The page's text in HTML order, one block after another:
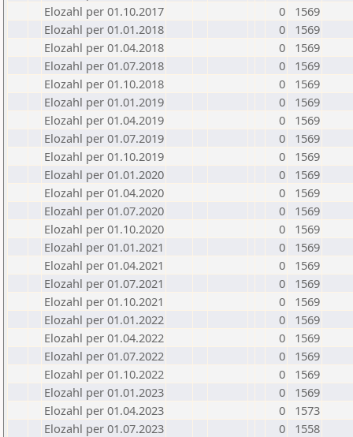
Elozahl per 01.10.2017
0
1569
Elozahl per 01.01.2018
0
1569
Elozahl per 01.04.2018
0
1569
Elozahl per 01.07.2018
0
1569
Elozahl per 01.10.2018
0
1569
Elozahl per 01.01.2019
0
1569
Elozahl per 01.04.2019
0
1569
Elozahl per 01.07.2019
0
1569
Elozahl per 01.10.2019
0
1569
Elozahl per 01.01.2020
0
1569
Elozahl per 01.04.2020
0
1569
Elozahl per 01.07.2020
0
1569
Elozahl per 01.10.2020
0
1569
Elozahl per 01.01.2021
0
1569
Elozahl per 01.04.2021
0
1569
Elozahl per 01.07.2021
0
1569
Elozahl per 01.10.2021
0
1569
Elozahl per 01.01.2022
0
1569
Elozahl per 01.04.2022
0
1569
Elozahl per 01.07.2022
0
1569
Elozahl per 01.10.2022
0
1569
Elozahl per 01.01.2023
0
1569
Elozahl per 01.04.2023
0
1573
Elozahl per 01.07.2023
0
1558